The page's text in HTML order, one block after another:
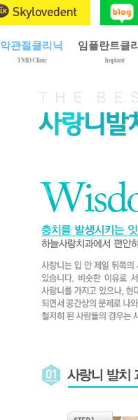
악관절클리닉
TMD Clinic
임플란트클
Implant
제1회 구강내과전문의
임플란트란?
임플란트 시술
골이식